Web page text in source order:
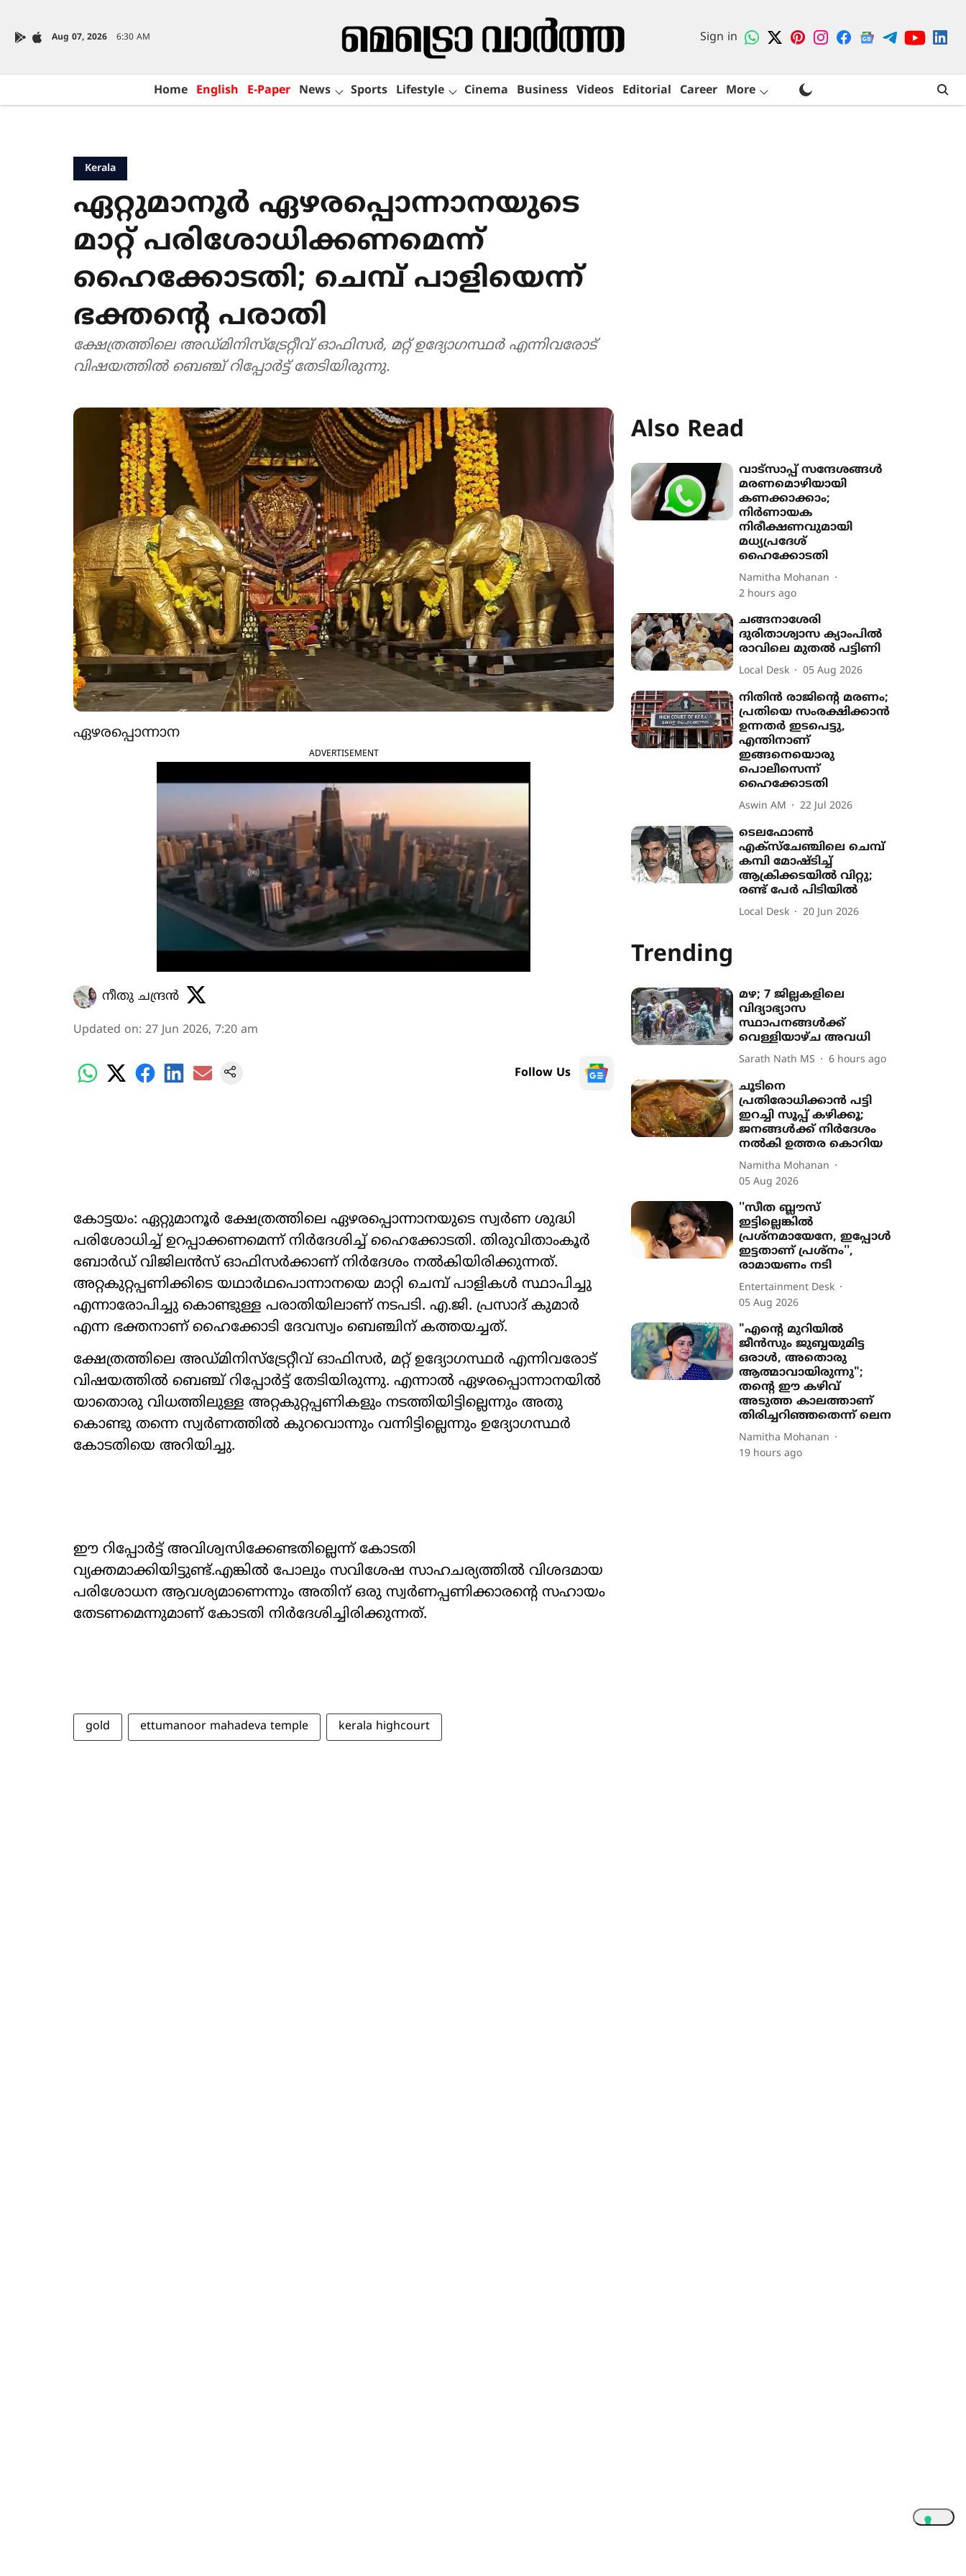
Aug 07, 2026 6:30 AM Sign in
Home English E-Paper News Sports Lifestyle Cinema Business Videos Editorial Career More
Kerala
ഏറ്റുമാനൂർ ഏഴരപ്പൊന്നാനയുടെ
മാറ്റ് പരിശോധിക്കണമെന്ന്
ഹൈക്കോടതി; ചെമ്പ് പാളിയെന്ന്
ഭക്തന്‍റെ പരാതി
ക്ഷേത്രത്തിലെ അഡ്മിനിസ്ട്രേറ്റീവ് ഓഫിസർ, മറ്റ് ഉദ്യോഗസ്ഥർ എന്നിവരോട്
വിഷയത്തിൽ ബെഞ്ച് റിപ്പോർട്ട് തേടിയിരുന്നു.
ഏഴരപ്പൊന്നാന
ADVERTISEMENT
നീതു ചന്ദ്രൻ
Updated on: 27 Jun 2026, 7:20 am
Follow Us
കോട്ടയം: ഏറ്റുമാനൂർ ക്ഷേത്രത്തിലെ ഏഴരപ്പൊന്നാനയുടെ സ്വർണ ശുദ്ധി
പരിശോധിച്ച് ഉറപ്പാക്കണമെന്ന് നിർദേശിച്ച് ഹൈക്കോടതി. തിരുവിതാംകൂർ
ബോർഡ് വിജിലൻസ് ഓഫിസർക്കാണ് നിർദേശം നൽകിയിരിക്കുന്നത്.
അറ്റകുറ്റപ്പണിക്കിടെ യഥാർഥപൊന്നാനയെ മാറ്റി ചെമ്പ് പാളികൾ സ്ഥാപിച്ചു
എന്നാരോപിച്ചു കൊണ്ടുള്ള പരാതിയിലാണ് നടപടി. എ.ജി. പ്രസാദ് കുമാർ
എന്ന ഭക്തനാണ് ഹൈക്കോടി ദേവസ്വം ബെഞ്ചിന് കത്തയച്ചത്.
ക്ഷേത്രത്തിലെ അഡ്മിനിസ്ട്രേറ്റീവ് ഓഫിസർ, മറ്റ് ഉദ്യോഗസ്ഥർ എന്നിവരോട്
വിഷയത്തിൽ ബെഞ്ച് റിപ്പോർട്ട് തേടിയിരുന്നു. എന്നാൽ ഏഴരപ്പൊന്നാനയിൽ
യാതൊരു വിധത്തിലുള്ള അറ്റകുറ്റപ്പണികളും നടത്തിയിട്ടില്ലെന്നും അതു
കൊണ്ടു തന്നെ സ്വർണത്തിൽ കുറവൊന്നും വന്നിട്ടില്ലെന്നും ഉദ്യോഗസ്ഥർ
കോടതിയെ അറിയിച്ചു.
ഈ റിപ്പോർട്ട് അവിശ്വസിക്കേണ്ടതില്ലെന്ന് കോടതി
വ്യക്തമാക്കിയിട്ടുണ്ട്.എങ്കിൽ പോലും സവിശേഷ സാഹചര്യത്തിൽ വിശദമായ
പരിശോധന ആവശ്യമാണെന്നും അതിന് ഒരു സ്വർണപ്പണിക്കാരന്‍റെ സഹായം
തേടണമെന്നുമാണ് കോടതി നിർദേശിച്ചിരിക്കുന്നത്.
gold ettumanoor mahadeva temple kerala highcourt
Also Read
വാട്സാപ്പ് സന്ദേശങ്ങൾ
മരണമൊഴിയായി
കണക്കാക്കാം;
നിർണായക
നിരീക്ഷണവുമായി
മധ്യപ്രദേശ്
ഹൈക്കോടതി
Namitha Mohanan
2 hours ago
ചങ്ങനാശേരി
ദുരിതാശ്വാസ ക്യാംപിൽ
രാവിലെ മുതൽ പട്ടിണി
Local Desk 05 Aug 2026
നിതിൻ രാജിന്‍റെ മരണം;
പ്രതിയെ സംരക്ഷിക്കാൻ
ഉന്നതർ ഇടപെട്ടു,
എന്തിനാണ്
ഇങ്ങനെയൊരു
പൊലീസെന്ന്
ഹൈക്കോടതി
Aswin AM 22 Jul 2026
ടെലഫോൺ
എക്സ്ചേഞ്ചിലെ ചെമ്പ്
കമ്പി മോഷ്ടിച്ച്
ആക്രിക്കടയിൽ വിറ്റു;
രണ്ട് പേർ പിടിയിൽ
Local Desk 20 Jun 2026
Trending
മഴ; 7 ജില്ലകളിലെ
വിദ്യാഭ്യാസ
സ്ഥാപനങ്ങൾക്ക്
വെള്ളിയാഴ്ച അവധി
Sarath Nath MS 6 hours ago
ചൂടിനെ
പ്രതിരോധിക്കാൻ പട്ടി
ഇറച്ചി സൂപ്പ് കഴിക്കൂ;
ജനങ്ങൾക്ക് നിർദേശം
നൽകി ഉത്തര കൊറിയ
Namitha Mohanan
05 Aug 2026
''സീത ബ്ലൗസ്
ഇട്ടില്ലെങ്കിൽ
പ്രശ്നമായേനേ, ഇപ്പോൾ
ഇട്ടതാണ് പ്രശ്നം'',
രാമായണം നടി
Entertainment Desk
05 Aug 2026
"എന്‍റെ മുറിയിൽ
ജീൻസും ജുബ്ബയുമിട്ട
ഒരാൾ, അതൊരു
ആത്മാവായിരുന്നു";
തന്‍റെ ഈ കഴിവ്
അടുത്ത കാലത്താണ്
തിരിച്ചറിഞ്ഞതെന്ന് ലെന
Namitha Mohanan
19 hours ago